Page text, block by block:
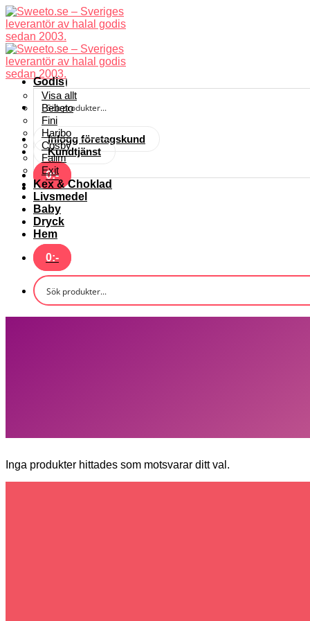
Skip
to
content
Inlogg företagskund
Kundtjänst
0:-
Godis
Visa allt
Bebeto
Fini
Haribo
Cosby
Falim
Exit
Kex & Choklad
Livsmedel
Baby
Dryck
Hem
0:-
Inga produkter hittades som motsvarar ditt val.